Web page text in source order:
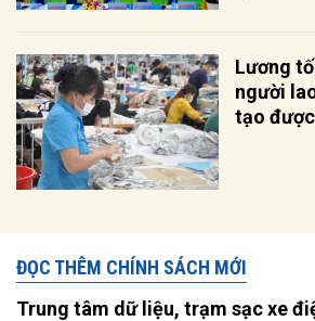
Lương
người
tạo
ĐỌC THÊM CHÍNH SÁCH MỚI
Trung tâm dữ liệu, trạm sạc xe